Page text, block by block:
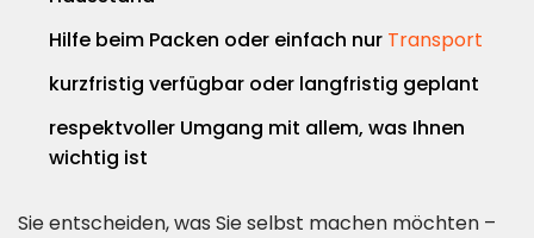
Hilfe beim Packen oder einfach nur Transport
kurzfristig verfügbar oder langfristig geplant
respektvoller Umgang mit allem, was Ihnen
wichtig ist
Sie entscheiden, was Sie selbst machen möchten –